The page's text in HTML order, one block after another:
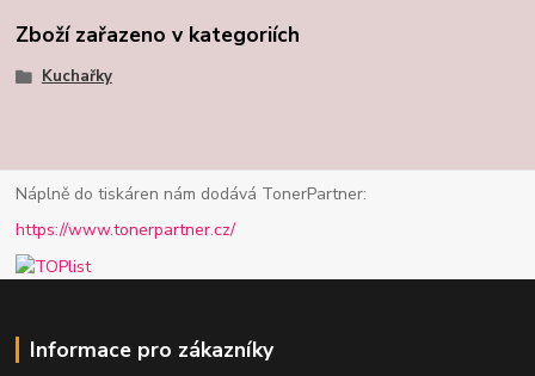
Zboží zařazeno v kategoriích
Kuchařky
Náplně do tiskáren nám dodává TonerPartner:
https://www.tonerpartner.cz/
Informace pro zákazníky